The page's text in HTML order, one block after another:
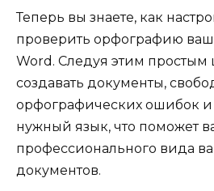
Теперь вы знаете, как
проверить орфографию
Word. Следуя этим простым
создавать документы,
орфографических ошибок и
нужный язык, что поможет
профессионального вида
документов.